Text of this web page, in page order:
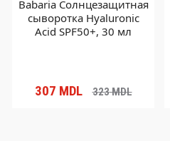
Babaria Солнцезащитная
сыворотка Hyaluronic
Acid SPF50+, 30 мл
307 MDL 323MDL